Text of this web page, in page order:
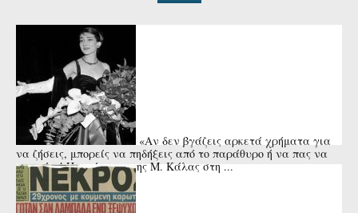
«Αν δεν βγάζεις αρκετά χρήματα για
να ζήσεις, μπορείς να πηδήξεις από το παράθυρο ή να πας να
πνιγείς»! Η απάντηση της Μ. Κάλας στη ...